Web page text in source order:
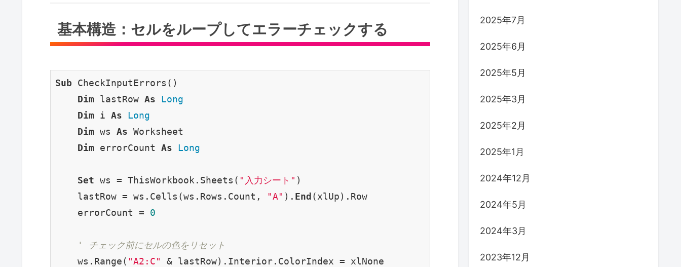
基本構造：セルをループしてエラーチェックする
Sub CheckInputErrors()
Dim lastRow As
Long
Dim i As
Long
Dim ws As Worksheet
Dim errorCount As Long
Set ws = ThisWorkbook.Sheets( "入力シート" )
    lastRow = ws.Cells(ws.Rows.Count,
"A" ). End(xlUp).Row
    errorCount =
0
' チェック前にセルの色をリセット
    ws.Range(
"A2:C" & lastRow).Interior.ColorIndex = xlNone
2025年7月
2025年6月
2025年5月
2025年3月
2025年2月
2025年1月
2024年12月
2024年5月
2024年3月
2023年12月